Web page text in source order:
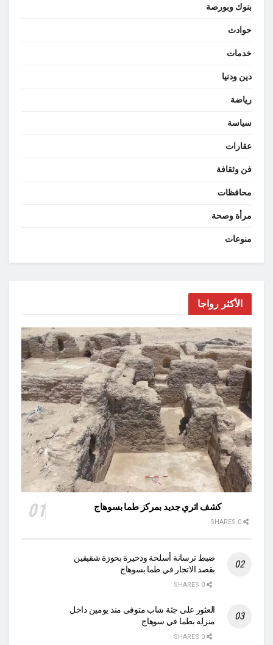
بنوك وبورصة
حوادث
خدمات
دين ودنيا
رياضة
سياسة
عقارات
فن وثقافة
محافظات
مرأة وصحة
منوعات
الأكثر رواجا
كشف اثري جديد بمركز طما بسوهاج
ضبط ترسانة أسلحة وذخيرة بحوزة شقيقين
بقصد الاتجار في طما بسوهاج
العثور على جثة شاب متوفى منذ يومين داخل
منزله بطما في سوهاج